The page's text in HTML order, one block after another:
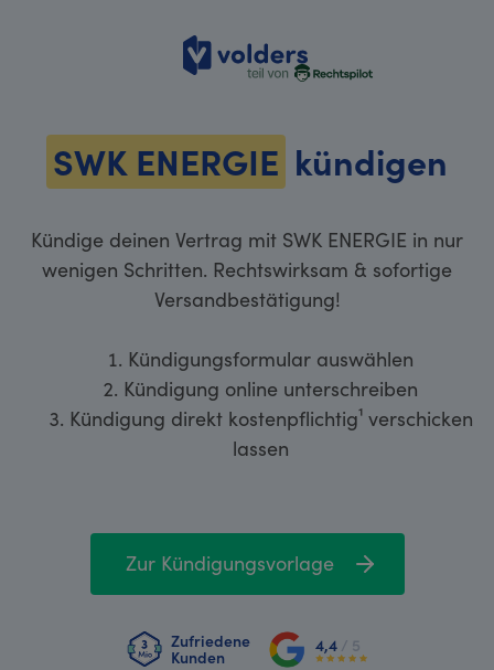
volders
SWK ENERGIE kündigen
Kündige deinen Vertrag mit SWK ENERGIE in nur
wenigen Schritten. Rechtswirksam & sofortige
Versandbestätigung!
Kündigungsformular auswählen
Kündigung online unterschreiben
Kündigung direkt kostenpflichtig¹ verschicken
lassen
Zur Kündigungsvorlage
Zufriedene
Kunden
4,4 / 5